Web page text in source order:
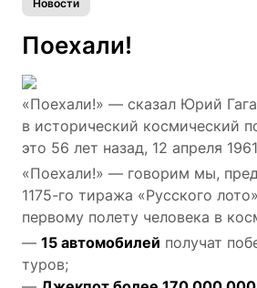
Новости
Поехали!
«Поехали!» — сказал Юрий
в исторический космический
это 56 лет назад, 12 апреля
«Поехали!» — говорим мы,
1175-го тиража «Русского
первому полету человека в
— 15 автомобилей получат
туров;